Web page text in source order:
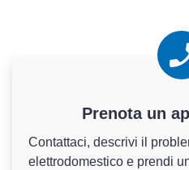
Prenota un
Contattaci, descrivi il
elettrodomestico e prendi